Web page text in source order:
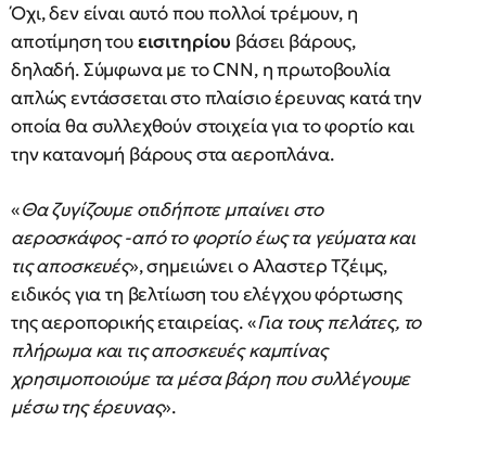
Όχι, δεν είναι αυτό που πολλοί τρέμουν, η
αποτίμηση τουεισιτηρίου βάσει βάρους,
δηλαδή. Σύμφωνα με το CNN, η πρωτοβουλία
απλώς εντάσσεται στο πλαίσιο έρευνας κατά την
οποία θα συλλεχθούν στοιχεία για το φορτίο και
την κατανομή βάρους στα αεροπλάνα.
«Θα ζυγίζουμε οτιδήποτε μπαίνει στο
αεροσκάφος -από το φορτίο έως τα γεύματα και
τις αποσκευές», σημειώνει ο Αλαστερ Τζέιμς,
ειδικός για τη βελτίωση του ελέγχου φόρτωσης
της αεροπορικής εταιρείας. «Για τους πελάτες, το
πλήρωμα και τις αποσκευές καμπίνας
χρησιμοποιούμε τα μέσα βάρη που συλλέγουμε
μέσω της έρευνας».